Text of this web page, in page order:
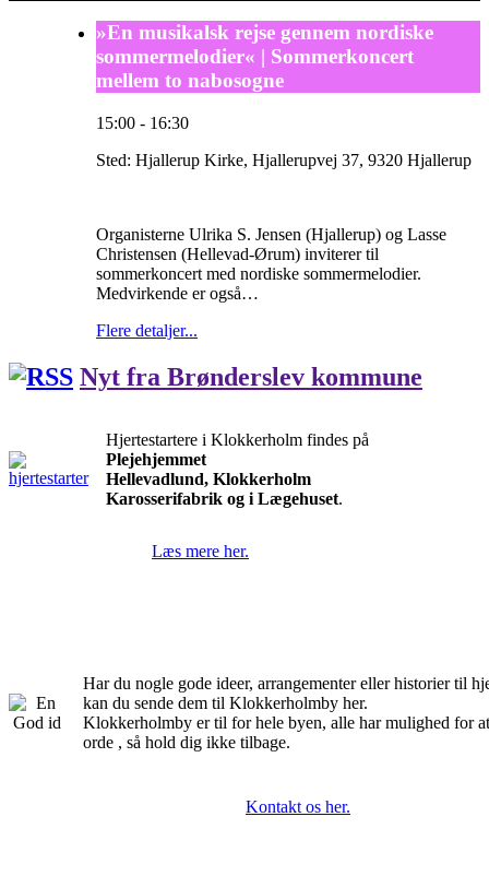
»En musikalsk rejse gennem nordiske
sommermelodier« | Sommerkoncert
mellem to nabosogne
15:00 - 16:30
Sted: Hjallerup Kirke, Hjallerupvej 37, 9320 Hjallerup
Organisterne Ulrika S. Jensen (Hjallerup) og Lasse
Christensen (Hellevad-Ørum) inviterer til
sommerkoncert med nordiske sommermelodier.
Medvirkende er også…
Flere detaljer...
Nyt fra Brønderslev kommune
Hjertestartere i Klokkerholm findes på
Plejehjemmet
Hellevadlund, Klokkerholm
Karosserifabrik og i Lægehuset.
Læs mere her.
Har du nogle gode ideer, arrangementer eller historier til
kan du sende dem til Klokkerholmby her.
Klokkerholmby er til for hele byen, alle har mulighed for
orde , så hold dig ikke tilbage.
Kontakt os her.